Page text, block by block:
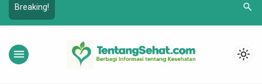
Breaking! search
menu light_mode